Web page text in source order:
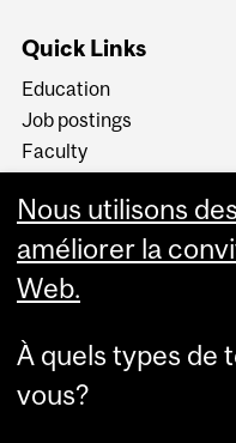
Quick Links
Education
Job postings
Faculty
Contact Us
Nous utilisons
améliorer la
Web.
À quels types de
vous?